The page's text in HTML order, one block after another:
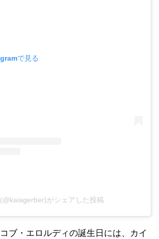
で見る
がシェアした投稿
ブ・エロルディの誕生日には、カイ